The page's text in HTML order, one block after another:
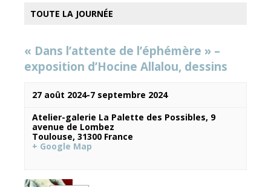
de
vues
Évènements
TOUTE LA JOURNÉE
« Dans l’attente de l’éphémère » –
exposition d’Hocine Allalou, dessins
27 août 2024-7 septembre 2024
Atelier-galerie La Palette des Possibles, 9
avenue de Lombez
Toulouse, 31300 France
+ Google Map